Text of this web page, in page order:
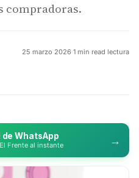
compradoras.
25 marzo 2026·1 min read lectura
WhatsApp
Frente al instante →